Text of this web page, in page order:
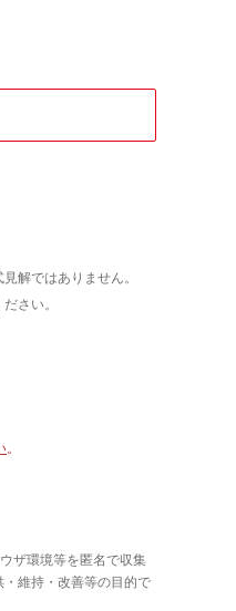
解ではありません。
さい。
。
ザ環境等を匿名で収集
・維持・改善等の目的で